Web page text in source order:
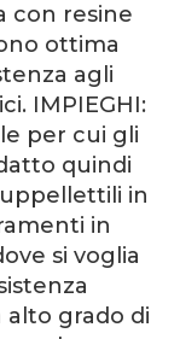
con resine
ottima
agli
IMPIEGHI:
per cui gli
quindi
in
in
si voglia
grado di